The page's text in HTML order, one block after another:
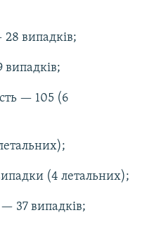
28 випадків;
випадків;
— 105 (6
(4 летальних);
— 37 випадків;